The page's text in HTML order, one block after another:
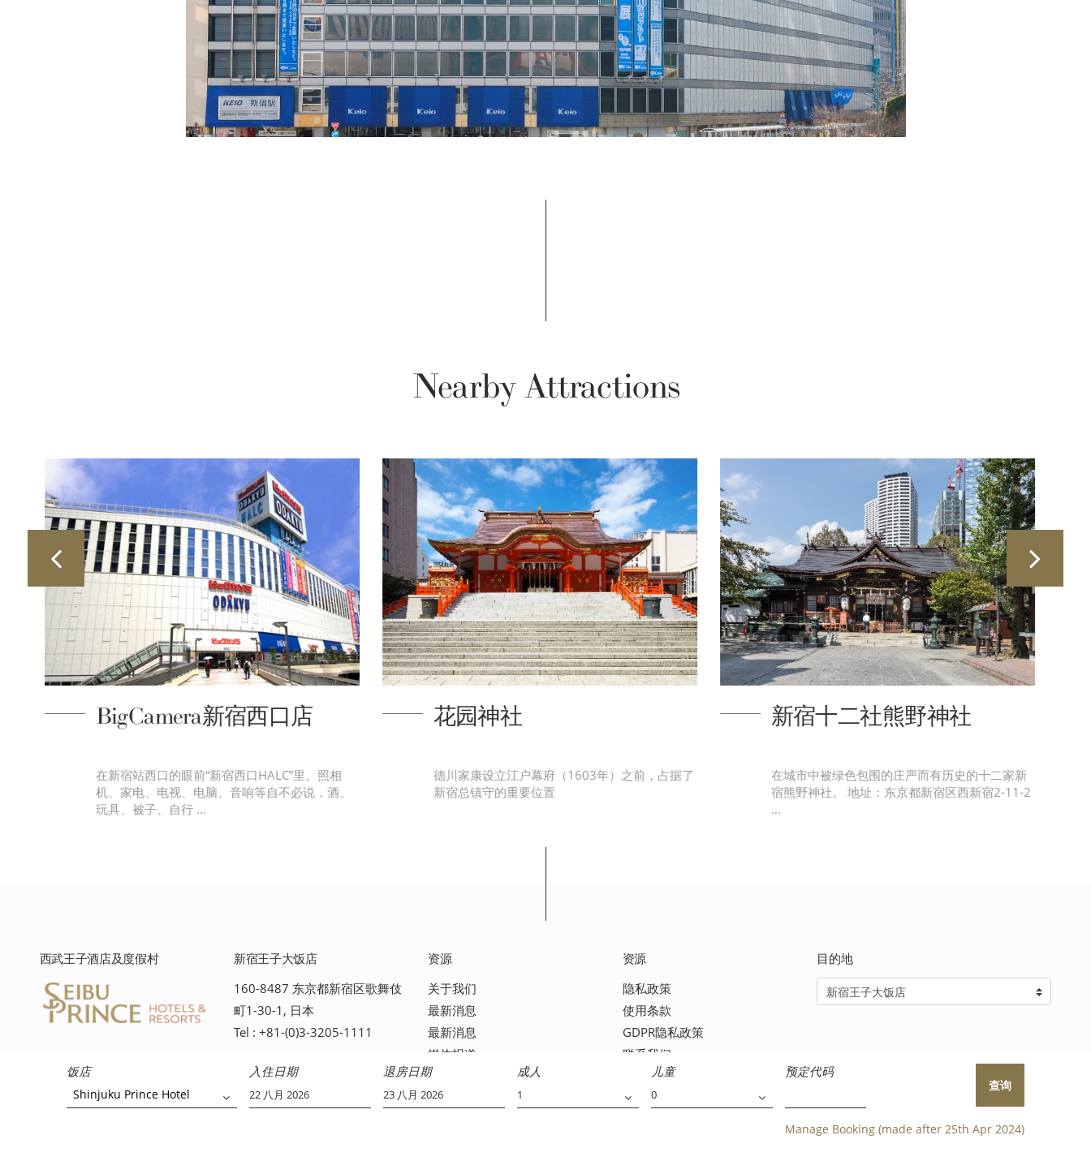
饭店
Shinjuku Prince Hotel
入住日期 退房日期 成人 儿童 预定代码
查询
Manage Booking (made after 25th Apr 2024)
Nearby Attractions
花园神社
德川家康设立江户幕府（1603年）之前，占据了
新宿总镇守的重要位置
新宿十二社熊野神社
在城市中被绿色包围的庄严而有历史的十二家新
宿熊野神社。 地址：东京都新宿区西新宿2-11-2
唐吉诃德 新宿歌舞伎町店
从新宿王子大饭店步行3分钟，从新宿站东口步行
5分钟！位于靖国大道沿线的新宿主要店铺！是
24小时营业，备齐 …
西武王子酒店及度假村
新宿王子大饭店
160-8487 东京都新宿区歌舞伎
町1-30-1, 日本
Tel : +81-(0)3-3205-1111
资源
关于我们
最新消息
最新消息
媒体报道
常见问题
资源
隐私政策
使用条款
GDPR隐私政策
联系我们
目的地